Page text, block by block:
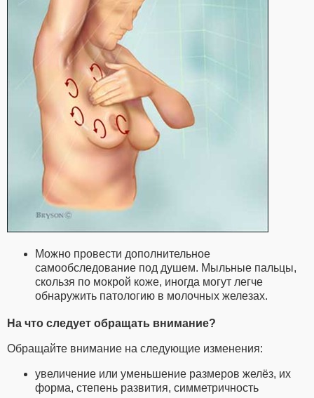
Можно провести дополнительное
самообследование под душем. Мыльные пальцы,
скользя по мокрой коже, иногда могут легче
обнаружить патологию в молочных железах.
На что следует обращать внимание?
Обращайте внимание на следующие изменения:
увеличение или уменьшение размеров желёз, их
форма, степень развития, симметричность